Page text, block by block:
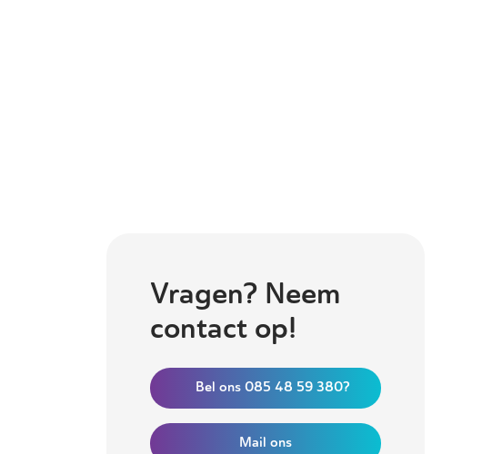
Vragen? Neem
contact op!
Bel ons 085 48 59 380?
Mail ons